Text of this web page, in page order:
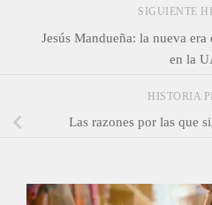
SIGUIENTE
Jesús Mandueña: la nueva
en la
HISTORIA
Las razones por las que